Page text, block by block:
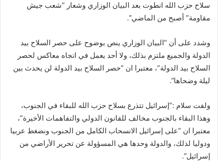
سلاح حزب الله انطوت بعد البيان الوزاري وشعار “شعب جيش
مقاومة” أصبح من الماضي”.
وشدد على أن “البيان الوزاري ينص بوضوح على حصر السلاح بيد
الدولة والجميع ملتزم بذلك، ولا أحد يعمل في اتجاه معاكس لحصر
السلاح بيد الدولة”، معتبرا ان “حصر السلاح بيد الدولة لن يحدث بين
ليلة وضحاها”.
ولفت سلام :”إسرائيل تتذرع بسلاح حزب الله للبقاء في الجنوب،
وهذا البقاء بالجنوب مخالف للقانون الدولي والتفاهمات الأخيرة”،
معتبرا ان “على إسرائيل الانسحاب الكامل من الجنوب ونضغط عربيا
ودوليا لذلك، والدولة وحدها هي المسؤولة عن تحرير الأراضي من
إسرائيل”.